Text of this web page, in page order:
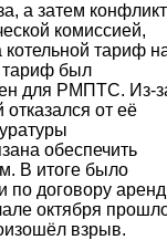
а затем конфликт
комиссией,
котельной тариф
тариф был
для РМПТС. Из-
от её
обеспечить
В итоге было
по договору
октября
взрыв.